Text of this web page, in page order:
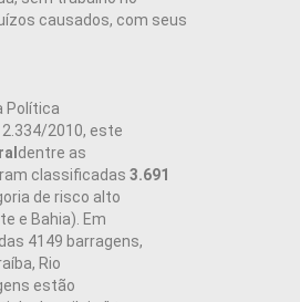
causados, com seus
Política
2010, este
dentre as
classificadas 3.691
de risco alto
e Bahia). Em
4149 barragens,
Rio
estão